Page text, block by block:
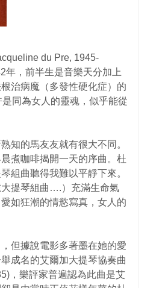
du Pre, 1945-
年，前半生是音樂天分加上
治病魔（多發性硬化症）的
同為女人的靈魂，似乎能從
知的馬友友就有很大不同。
煮咖啡揭開一天的序曲。杜
組曲聽得我難以平靜下來。
提琴組曲….）充滿生命氣
如狂潮的情慾寫真，女人的
但據說電影多著墨在她的愛
成名的艾爾加大提琴協奏曲
，樂評家普遍認為此曲是艾